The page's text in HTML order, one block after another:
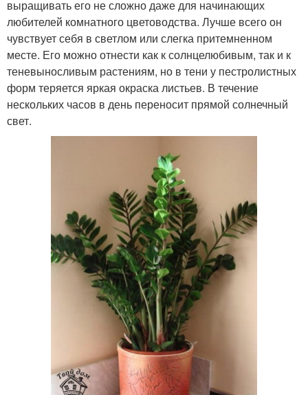
выращивать его не сложно даже для начинающих
любителей комнатного цветоводства. Лучше всего он
чувствует себя в светлом или слегка притемненном
месте. Его можно отнести как к солнцелюбивым, так и к
теневыносливым растениям, но в тени у пестролистных
форм теряется яркая окраска листьев. В течение
нескольких часов в день переносит прямой солнечный
свет.